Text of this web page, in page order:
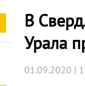
В
Урала
01.09.2020 |